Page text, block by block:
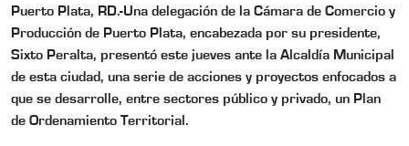
Puerto Plata, RD.-Una delegación de la Cámara de Comercio y
Producción de Puerto Plata, encabezada por su presidente,
Sixto Peralta, presentó este jueves ante la Alcaldía Municipal
de esta ciudad, una serie de acciones y proyectos enfocados a
que se desarrolle, entre sectores público y privado, un Plan
de Ordenamiento Territorial.